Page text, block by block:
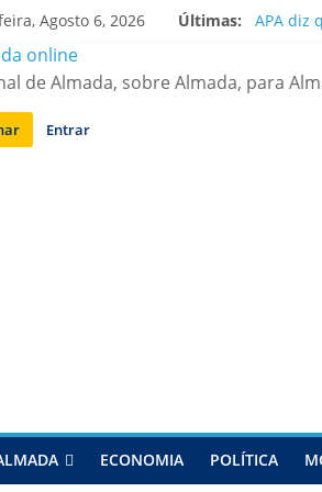
Agosto 6, 2026 Últimas:
APA diz
Ponte
de Almada, sobre Almada, para
Entrar
ECONOMIA POLÍTICA